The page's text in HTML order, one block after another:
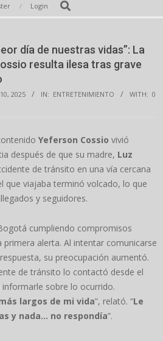
Login Search
día de nuestras vidas”: La
resulta ilesa tras grave
2025 IN: ENTRETENIMIENTO WITH: 0
Yeferson Cossio vivió
después de que su madre, Luz
de tránsito en una vía cercana
que viajaba terminó volcado, lo que
y seguidores.
cumpliendo compromisos
primera alerta. Al intentar comunicarse
su preocupación aumentó.
de tránsito lo contactó desde el
sobre lo ocurrido.
largos de mi vida”, relató. “Le
y nada… no respondía”.